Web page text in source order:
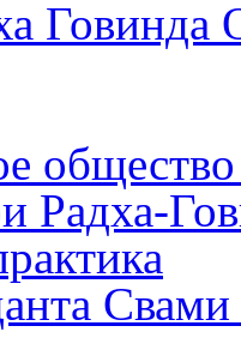
Говинда